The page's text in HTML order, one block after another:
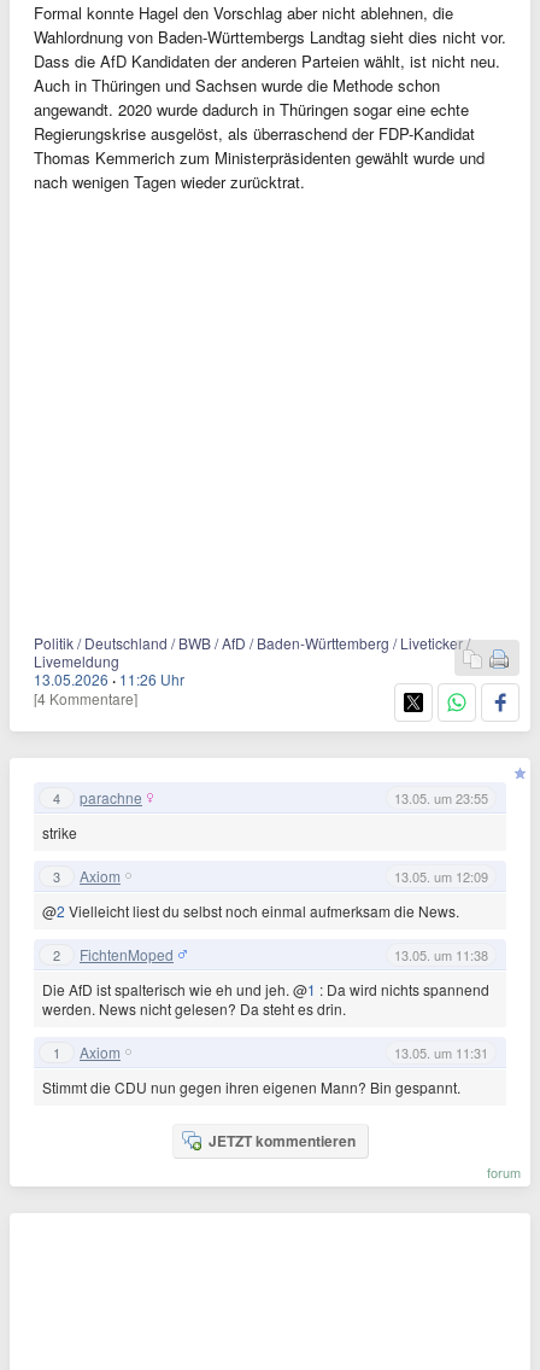
Formal konnte Hagel den Vorschlag aber nicht ablehnen, die
Wahlordnung von Baden-Württembergs Landtag sieht dies nicht vor.
Dass die AfD Kandidaten der anderen Parteien wählt, ist nicht neu.
Auch in Thüringen und Sachsen wurde die Methode schon
angewandt. 2020 wurde dadurch in Thüringen sogar eine echte
Regierungskrise ausgelöst, als überraschend der FDP-Kandidat
Thomas Kemmerich zum Ministerpräsidenten gewählt wurde und
nach wenigen Tagen wieder zurücktrat.
Politik / Deutschland / BWB / AfD / Baden-Württemberg / Liveticker /
Livemeldung
13.05.2026 · 11:26 Uhr
[4 Kommentare]
4 parachne 13.05. um 23:55
strike
3 Axiom 13.05. um 12:09
@2 Vielleicht liest du selbst noch einmal aufmerksam die News.
2 FichtenMoped 13.05. um 11:38
Die AfD ist spalterisch wie eh und jeh. @1 : Da wird nichts spannend
werden. News nicht gelesen? Da steht es drin.
1 Axiom 13.05. um 11:31
Stimmt die CDU nun gegen ihren eigenen Mann? Bin gespannt.
JETZT kommentieren
forum